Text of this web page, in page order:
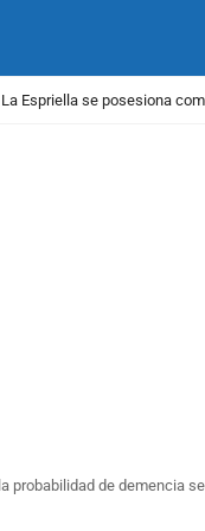
Espriella se posesiona
probabilidad de demencia